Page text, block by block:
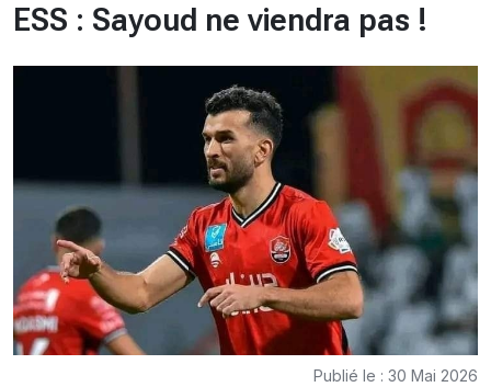
ESS : Sayoud ne viendra pas !
Publié le : 30 Mai 2026